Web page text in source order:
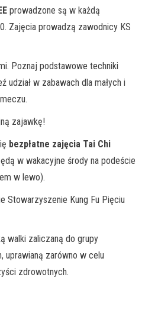
prowadzone są w każdą
Zajęcia prowadzą zawodnicy KS
Poznaj podstawowe techniki
udział w zabawach dla małych i
zajawkę!
bezpłatne zajęcia Tai Chi
w wakacyjne środy na podeście
w lewo).
Stowarzyszenie Kung Fu Pięciu
walki zaliczaną do grupy
uprawianą zarówno w celu
zdrowotnych.